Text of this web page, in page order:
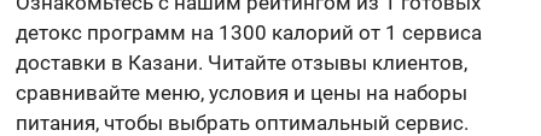
детокс программ на 1300 калорий от 1 сервиса
доставки в Казани. Читайте отзывы клиентов,
сравнивайте меню, условия и цены на наборы
питания, чтобы выбрать оптимальный сервис.